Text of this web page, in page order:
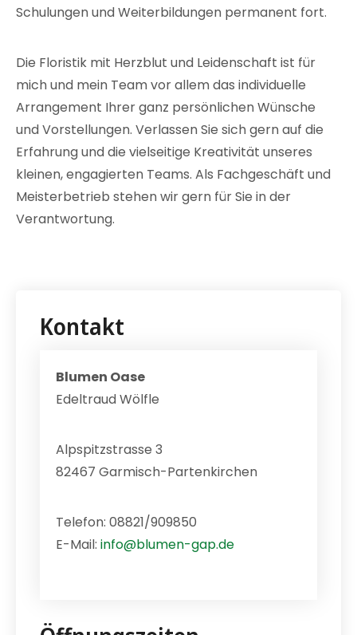
Schulungen und Weiterbildungen permanent fort.
Die Floristik mit Herzblut und Leidenschaft ist für
mich und mein Team vor allem das individuelle
Arrangement Ihrer ganz persönlichen Wünsche
und Vorstellungen. Verlassen Sie sich gern auf die
Erfahrung und die vielseitige Kreativität unseres
kleinen, engagierten Teams. Als Fachgeschäft und
Meisterbetrieb stehen wir gern für Sie in der
Verantwortung.
Kontakt
Blumen Oase
Edeltraud Wölfle
Alpspitzstrasse 3
82467 Garmisch-Partenkirchen
Telefon: 08821/909850
E-Mail: info@blumen-gap.de